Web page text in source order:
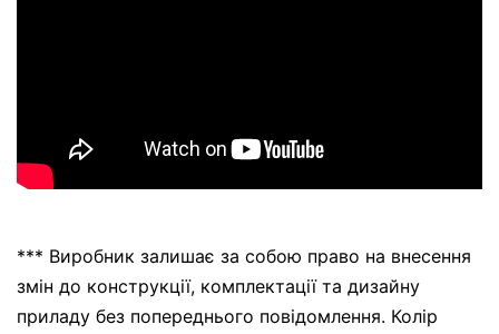
*** Виробник залишає за собою право на внесення
змін до конструкції, комплектації та дизайну
приладу без попереднього повідомлення. Колір